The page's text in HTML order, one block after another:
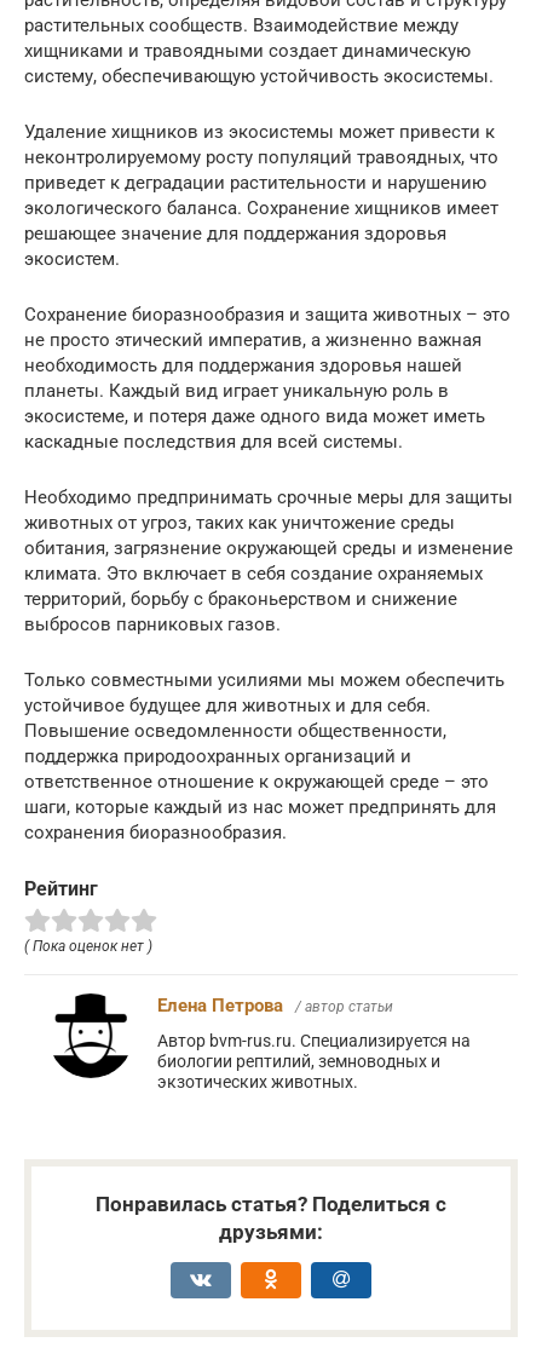
растительных сообществ. Взаимодействие между
хищниками и травоядными создает динамическую
систему, обеспечивающую устойчивость экосистемы.
Удаление хищников из экосистемы может привести к
неконтролируемому росту популяций травоядных, что
приведет к деградации растительности и нарушению
экологического баланса. Сохранение хищников имеет
решающее значение для поддержания здоровья
экосистем.
Сохранение биоразнообразия и защита животных – это
не просто этический императив, а жизненно важная
необходимость для поддержания здоровья нашей
планеты. Каждый вид играет уникальную роль в
экосистеме, и потеря даже одного вида может иметь
каскадные последствия для всей системы.
Необходимо предпринимать срочные меры для защиты
животных от угроз, таких как уничтожение среды
обитания, загрязнение окружающей среды и изменение
климата. Это включает в себя создание охраняемых
территорий, борьбу с браконьерством и снижение
выбросов парниковых газов.
Только совместными усилиями мы можем обеспечить
устойчивое будущее для животных и для себя.
Повышение осведомленности общественности,
поддержка природоохранных организаций и
ответственное отношение к окружающей среде – это
шаги, которые каждый из нас может предпринять для
сохранения биоразнообразия.
Рейтинг
( Пока оценок нет )
Елена Петрова / автор статьи
Автор bvm-rus.ru. Специализируется на
биологии рептилий, земноводных и
экзотических животных.
Понравилась статья? Поделиться с
друзьями: